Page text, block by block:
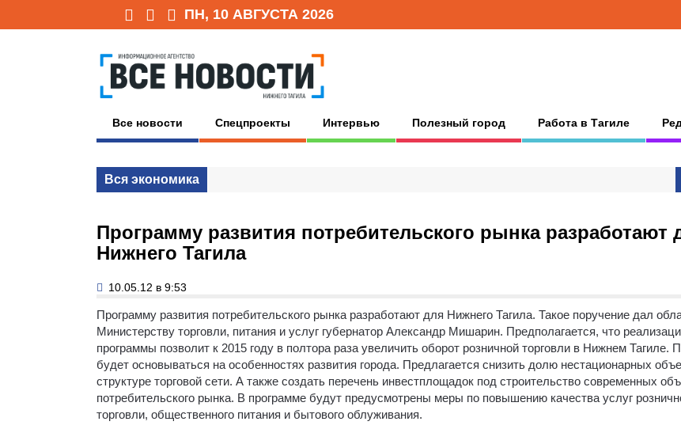
ПН, 10 АВГУСТА 2026
Все новости Спецпроекты Интервью Полезный город Работа в Тагиле
Вся экономика
Программу развития потребительского рынка разработают
Нижнего Тагила
10.05.12 в 9:53
Программу развития потребительского рынка разработают для Нижнего Тагила. Такое поручение дал
Министерству торговли, питания и услуг губернатор Александр Мишарин. Предполагается, что
программы позволит к 2015 году в полтора раза увеличить оборот розничной торговли в Нижнем Тагиле.
будет основываться на особенностях развития города. Предлагается снизить долю нестационарных
структуре торговой сети. А также создать перечень инвестплощадок под строительство современных
потребительского рынка. В программе будут предусмотрены меры по повышению качества услуг
торговли, общественного питания и бытового облуживания.